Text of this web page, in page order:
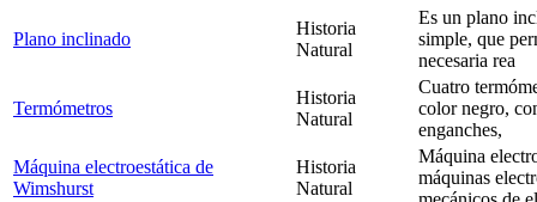
Plano inclinado
Historia
Natural
Es un plano
simple, que
necesaria rea
Termómetros
Historia
Natural
Cuatro
color negro,
enganches,
Máquina electroestática de
Wimshurst
Historia
Natural
Máquina
máquinas